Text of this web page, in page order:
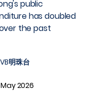
public
has doubled
the past
明珠台
May 2026